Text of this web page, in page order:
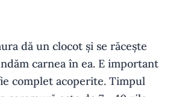
dă un clocot și se răcește
carnea în ea. E important
complet acoperite. Timpul